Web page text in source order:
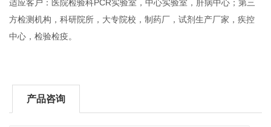
适应客户：医院检验科PCR实验室，中心实验室，肝病中心；第三
方检测机构，科研院所，大专院校，制药厂，试剂生产厂家，疾控
中心，检验检疫。
产品咨询